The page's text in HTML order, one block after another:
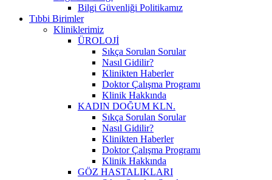
Bilgi Güvenliği Politikamız
Tıbbi Birimler
Kliniklerimiz
ÜROLOJİ
Sıkça Sorulan Sorular
Nasıl Gidilir?
Klinikten Haberler
Doktor Çalışma Programı
Klinik Hakkında
KADIN DOĞUM KLN.
Sıkça Sorulan Sorular
Nasıl Gidilir?
Klinikten Haberler
Doktor Çalışma Programı
Klinik Hakkında
GÖZ HASTALIKLARI